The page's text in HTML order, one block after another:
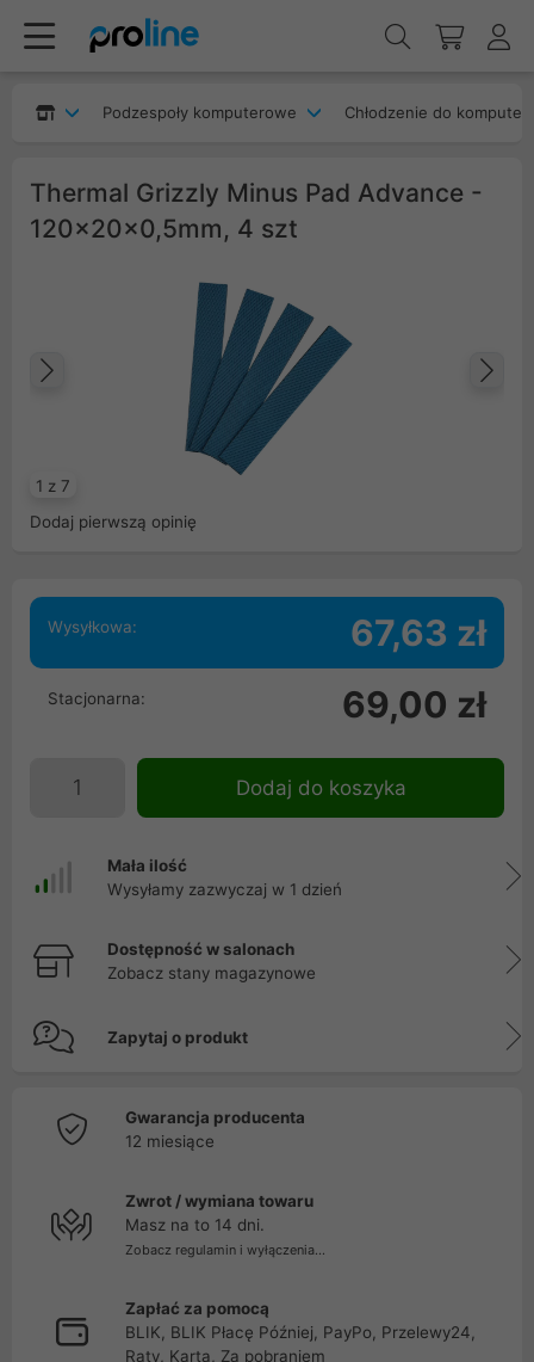
Podzespoły komputerowe Chłodzenie do
Thermal Grizzly Minus Pad Advance -
120x20x0,5mm, 4 szt
1 z 7
Poprzedni
Dodaj pierwszą opinię
Wysyłkowa: 67,63 zł
Stacjonarna: 69,00 zł
Dodaj do koszyka
Mała ilość
Wysyłamy zazwyczaj w 1 dzień
Dostępność w salonach
Zobacz stany magazynowe
Zapytaj o produkt
Gwarancja producenta
12 miesiące
Zwrot / wymiana towaru
Masz na to 14 dni.
Zobacz regulamin i wyłączenia...
Zapłać za pomocą
BLIK, BLIK Płacę Później, PayPo, Przelewy24,
Raty, Kartą, Za pobraniem